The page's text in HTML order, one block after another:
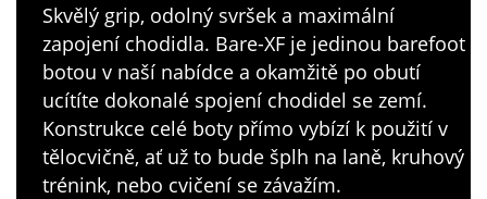
Skvělý grip, odolný svršek a maximální
zapojení chodidla. Bare-XF je jedinou barefoot
botou v naší nabídce a okamžitě po obutí
ucítíte dokonalé spojení chodidel se zemí.
Konstrukce celé boty přímo vybízí k použití v
tělocvičně, ať už to bude šplh na laně, kruhový
trénink, nebo cvičení se závažím.